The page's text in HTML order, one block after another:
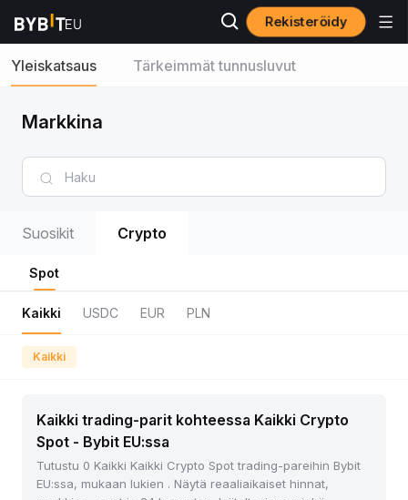
Rekisteröidy
Yleiskatsaus Tärkeimmät tunnusluvut
Markkina
Suosikit Crypto
Spot
Kaikki USDC EUR PLN
Kaikki
Kaikki trading-parit kohteessa Kaikki Crypto
Spot - Bybit EU:ssa
Tutustu 0 Kaikki Kaikki Crypto Spot trading-pareihin Bybit
EU:ssa, mukaan lukien . Näytä reaaliaikaiset hinnat,